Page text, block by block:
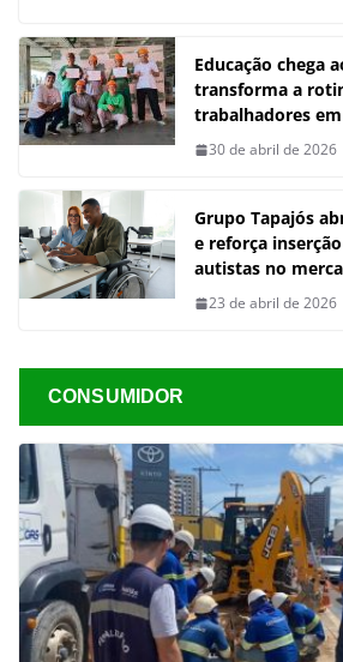
Educação chega
transforma a
trabalhadores
30 de abril de 2026
Grupo Tapajós
e reforça
autistas no
23 de abril de 2026
CONSUMIDOR